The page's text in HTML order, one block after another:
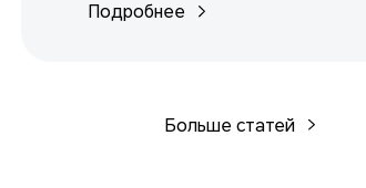
Подробнее
Больше статей